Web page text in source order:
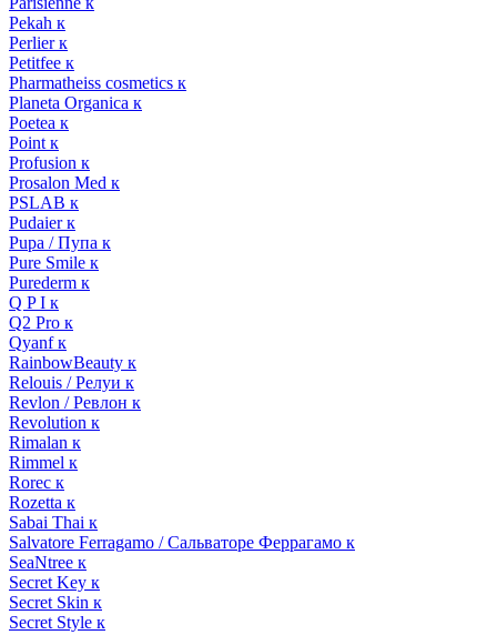
Pekah к
Perlier к
Petitfee к
Pharmatheiss cosmetics к
Planeta Organica к
Poetea к
Point к
Profusion к
Prosalon Med к
PSLAB к
Pudaier к
Pupa / Пупа к
Pure Smile к
Purederm к
Q P I к
Q2 Pro к
Qyanf к
RainbowBeauty к
Relouis / Релуи к
Revlon / Ревлон к
Revolution к
Rimalan к
Rimmel к
Rorec к
Rozetta к
Sabai Thai к
Salvatore Ferragamo / Сальваторе Феррагамо к
SeaNtree к
Secret Key к
Secret Skin к
Secret Style к